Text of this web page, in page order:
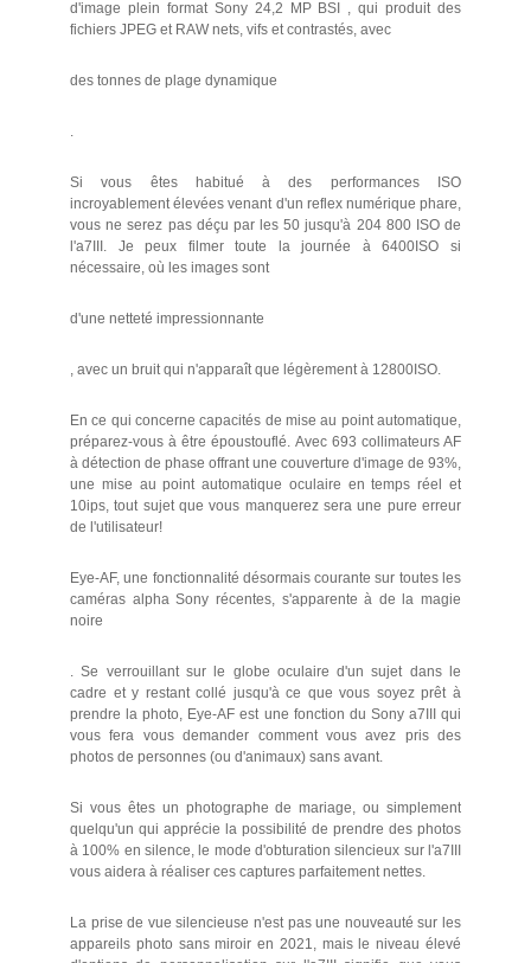
d'image plein format Sony 24,2 MP BSI , qui produit des
fichiers JPEG et RAW nets, vifs et contrastés, avec
des tonnes de plage dynamique
.
Si vous êtes habitué à des performances ISO
incroyablement élevées venant d'un reflex numérique phare,
vous ne serez pas déçu par les 50 jusqu'à 204 800 ISO de
l'a7III. Je peux filmer toute la journée à 6400ISO si
nécessaire, où les images sont
d'une netteté impressionnante
, avec un bruit qui n'apparaît que légèrement à 12800ISO.
En ce qui concerne capacités de mise au point automatique,
préparez-vous à être époustouflé. Avec 693 collimateurs AF
à détection de phase offrant une couverture d'image de 93%,
une mise au point automatique oculaire en temps réel et
10ips, tout sujet que vous manquerez sera une pure erreur
de l'utilisateur!
Eye-AF, une fonctionnalité désormais courante sur toutes les
caméras alpha Sony récentes, s'apparente à de la magie
noire
. Se verrouillant sur le globe oculaire d'un sujet dans le
cadre et y restant collé jusqu'à ce que vous soyez prêt à
prendre la photo, Eye-AF est une fonction du Sony a7III qui
vous fera vous demander comment vous avez pris des
photos de personnes (ou d'animaux) sans avant.
Si vous êtes un photographe de mariage, ou simplement
quelqu'un qui apprécie la possibilité de prendre des photos
à 100% en silence, le mode d'obturation silencieux sur l'a7III
vous aidera à réaliser ces captures parfaitement nettes.
La prise de vue silencieuse n'est pas une nouveauté sur les
appareils photo sans miroir en 2021, mais le niveau élevé